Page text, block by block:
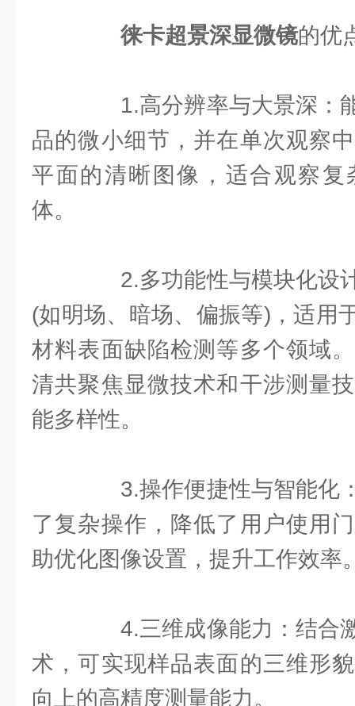
徕卡超景深显微镜的优
1.高分辨率与大景深：
品的微小细节，并在单次观察
平面的清晰图像，适合观察复
体。
2.多功能性与模块化设
(如明场、暗场、偏振等)，适用
材料表面缺陷检测等多个领域
清共聚焦显微技术和干涉测量
能多样性。
3.操作便捷性与智能化
了复杂操作，降低了用户使用
助优化图像设置，提升工作效率
4.三维成像能力：结合
术，可实现样品表面的三维形
向上的高精度测量能力。